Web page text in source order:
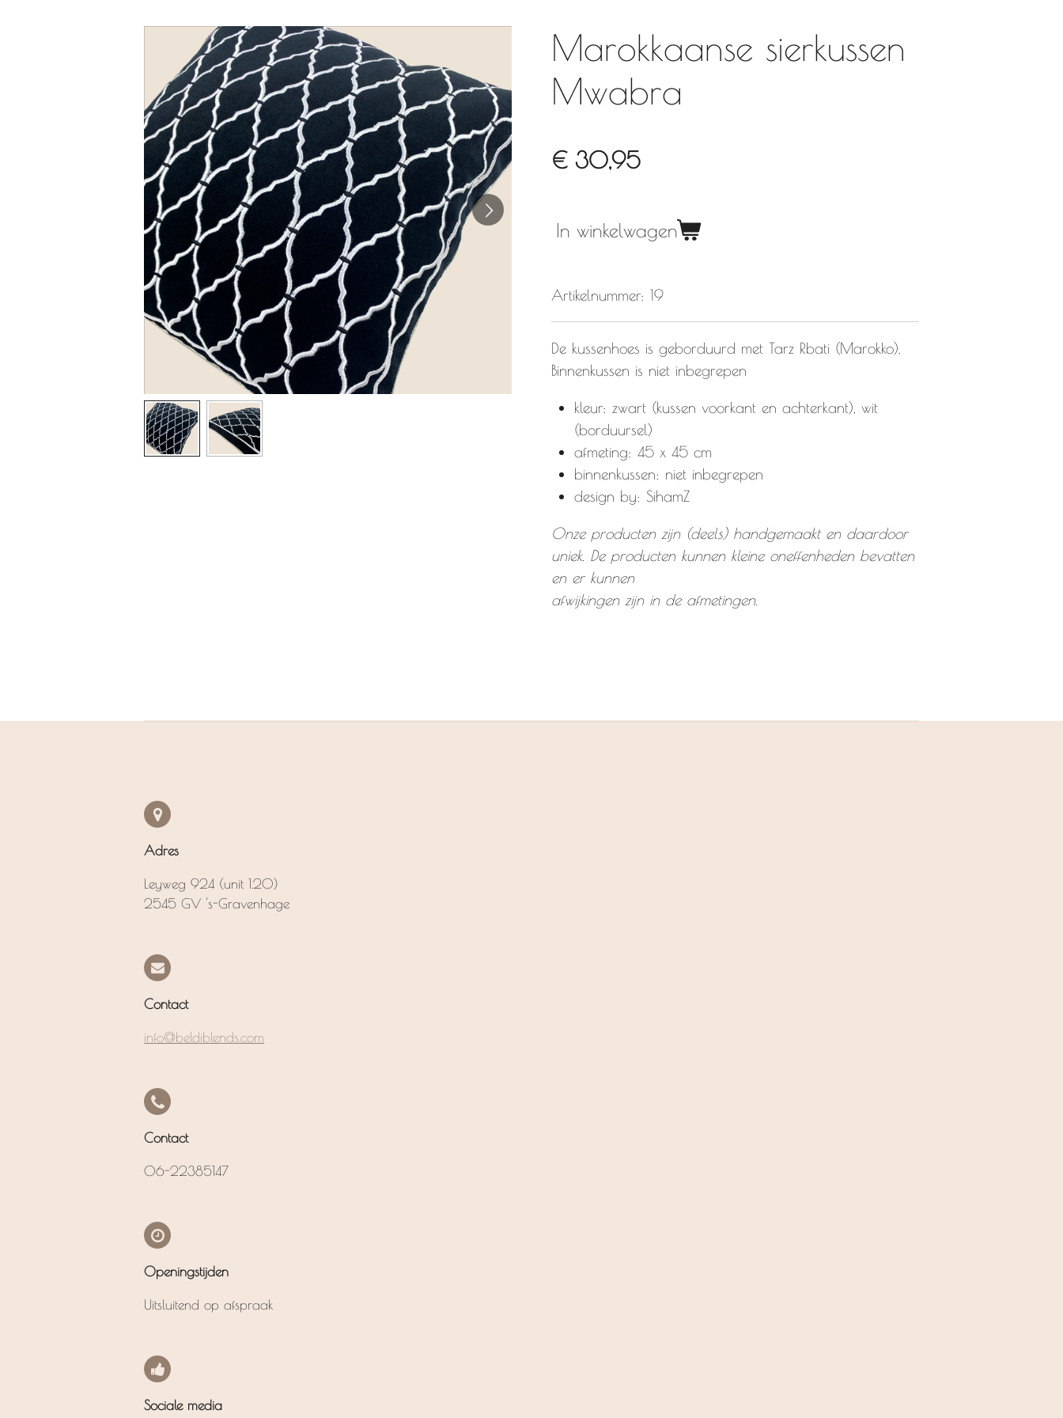
Marokkaanse sierkussen
Mwabra
€ 30,95
In winkelwagen
Artikelnummer: 19
De kussenhoes is geborduurd met Tarz Rbati (Marokko).
Binnenkussen is niet inbegrepen
kleur: zwart (kussen voorkant en achterkant), wit
(borduursel)
afmeting: 45 x 45 cm
binnenkussen: niet inbegrepen
design by: SihamZ
Onze producten zijn (deels) handgemaakt en daardoor
uniek. De producten kunnen kleine oneffenheden bevatten
en er kunnen
afwijkingen zijn in de afmetingen.
Adres
Leyweg 924 (unit 1.20)
2545 GV 's-Gravenhage
Contact
info@beldiblends.com
Contact
06-22385147
Openingstijden
Uitsluitend op afspraak
Sociale media